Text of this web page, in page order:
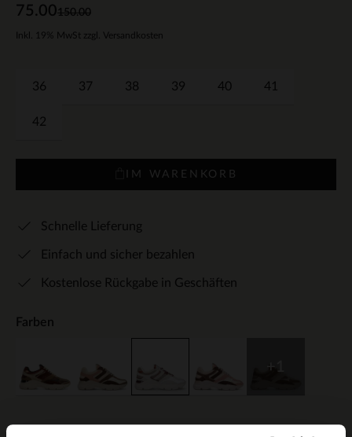
150.00
75.00
Inkl. 19% MwSt zzgl. Versandkosten
36 37 38 39 40 41
42
IM WARENKORB
Schnelle Lieferung
Einfach und sicher bezahlen
Kostenlose Rückgabe in Geschäften
Farben
+1